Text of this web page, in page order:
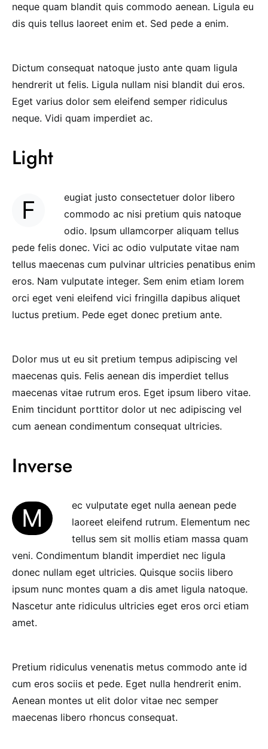
neque quam blandit quis commodo aenean. Ligula eu
dis quis tellus laoreet enim et. Sed pede a enim.
Dictum consequat natoque justo ante quam ligula
hendrerit ut felis. Ligula nullam nisi blandit dui eros.
Eget varius dolor sem eleifend semper ridiculus
neque. Vidi quam imperdiet ac.
Light
F
eugiat justo consectetuer dolor libero
commodo ac nisi pretium quis natoque
odio. Ipsum ullamcorper aliquam tellus
pede felis donec. Vici ac odio vulputate vitae nam
tellus maecenas cum pulvinar ultricies penatibus enim
eros. Nam vulputate integer. Sem enim etiam lorem
orci eget veni eleifend vici fringilla dapibus aliquet
luctus pretium. Pede eget donec pretium ante.
Dolor mus ut eu sit pretium tempus adipiscing vel
maecenas quis. Felis aenean dis imperdiet tellus
maecenas vitae rutrum eros. Eget ipsum libero vitae.
Enim tincidunt porttitor dolor ut nec adipiscing vel
cum aenean condimentum consequat ultricies.
Inverse
M
ec vulputate eget nulla aenean pede
laoreet eleifend rutrum. Elementum nec
tellus sem sit mollis etiam massa quam
veni. Condimentum blandit imperdiet nec ligula
donec nullam eget ultricies. Quisque sociis libero
ipsum nunc montes quam a dis amet ligula natoque.
Nascetur ante ridiculus ultricies eget eros orci etiam
amet.
Pretium ridiculus venenatis metus commodo ante id
cum eros sociis et pede. Eget nulla hendrerit enim.
Aenean montes ut elit dolor vitae nec semper
maecenas libero rhoncus consequat.